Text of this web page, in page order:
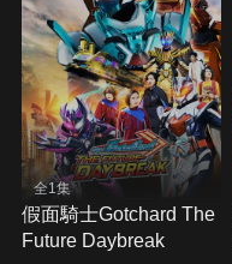
全1集
假面騎士Gotchard The
Future Daybreak